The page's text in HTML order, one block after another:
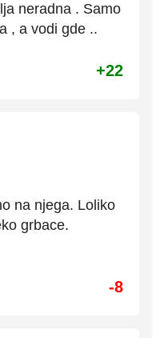
neradna . Samo
, a vodi gde ..
+22
na njega. Loliko
grbace.
-8